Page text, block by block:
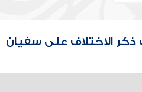
الاختلاف على سفيان